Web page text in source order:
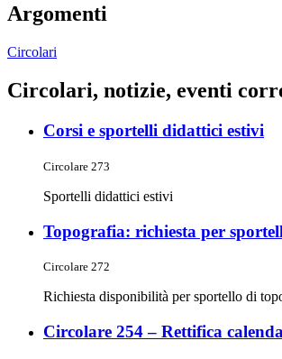
Argomenti
Circolari
Circolari, notizie, eventi
Corsi e sportelli didattici estivi
Circolare 273
Sportelli didattici estivi
Topografia: richiesta per
Circolare 272
Richiesta disponibilità per sportello di
Circolare 254 – Rettifica